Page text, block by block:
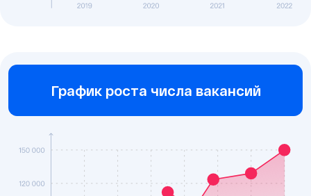
График роста числа вакансий